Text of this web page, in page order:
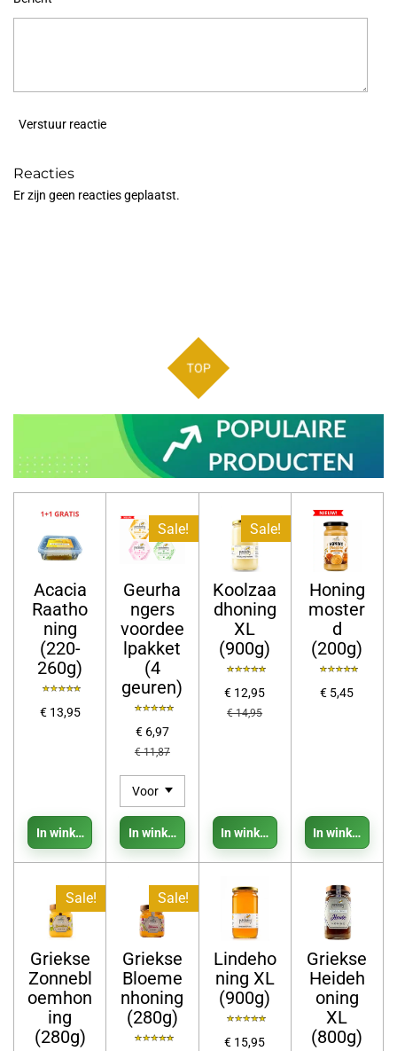
Verstuur reactie
Reacties
Er zijn geen reacties geplaatst.
TOP
Acacia
Raatho
ning
(220-
260g)
€ 13,95
In winkelwagen
Sale!
Geurha
ngers
voordee
lpakket
(4
geuren)
€ 6,97
€ 11,87
In winkelwagen
Sale!
Koolzaa
dhoning
XL
(900g)
€ 12,95
€ 14,95
In winkelwagen
Honing
moster
d
(200g)
€ 5,45
In
Sale!
Griekse
Zonnebl
oemhon
ing
(280g)
Sale!
Griekse
Bloeme
nhoning
(280g)
Lindeho
ning XL
(900g)
€ 15,95
Griekse
Heideh
oning
XL
(800g)